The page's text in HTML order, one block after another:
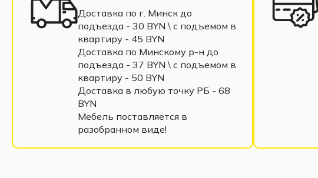
Доставка по г. Минск до
подъезда - 30 BYN \ c подъемом в
квартиру - 45 BYN
Доставка по Минскому р-н до
подъезда - 37 BYN \ c подъемом в
квартиру - 50 BYN
Доставка в любую точку РБ - 68
BYN
Мебель поставляется в
разобранном виде!